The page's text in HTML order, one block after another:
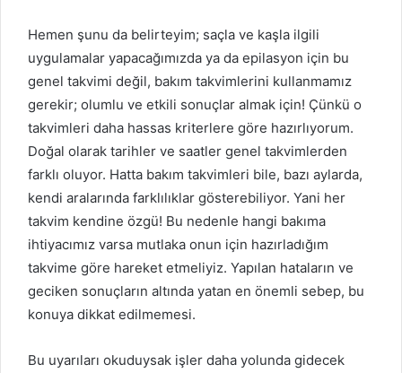
Hemen şunu da belirteyim; saçla ve kaşla ilgili
uygulamalar yapacağımızda ya da epilasyon için bu
genel takvimi değil, bakım takvimlerini kullanmamız
gerekir; olumlu ve etkili sonuçlar almak için! Çünkü o
takvimleri daha hassas kriterlere göre hazırlıyorum.
Doğal olarak tarihler ve saatler genel takvimlerden
farklı oluyor. Hatta bakım takvimleri bile, bazı aylarda,
kendi aralarında farklılıklar gösterebiliyor. Yani her
takvim kendine özgü! Bu nedenle hangi bakıma
ihtiyacımız varsa mutlaka onun için hazırladığım
takvime göre hareket etmeliyiz. Yapılan hataların ve
geciken sonuçların altında yatan en önemli sebep, bu
konuya dikkat edilmemesi.
Bu uyarıları okuduysak işler daha yolunda gidecek